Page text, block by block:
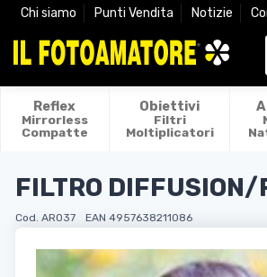
Chi siamo Punti Vendita Notizie
Reflex
Mirrorless
Compatte
Obiettivi
Filtri
Moltiplicatori
FILTRO DIFFUSION/
Cod. AR037 EAN 4957638211086